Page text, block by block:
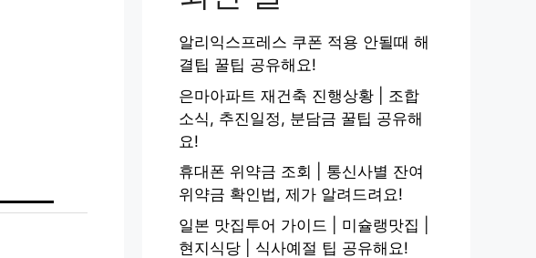
알리익스프레스 쿠폰 적용 안될때 해
결팁 꿀팁 공유해요!
은마아파트 재건축 진행상황 | 조합
소식, 추진일정, 분담금 꿀팁 공유해
요!
휴대폰 위약금 조회 | 통신사별 잔여
위약금 확인법, 제가 알려드려요!
일본 맛집투어 가이드 | 미슐랭맛집 |
현지식당 | 식사예절 팁 공유해요!